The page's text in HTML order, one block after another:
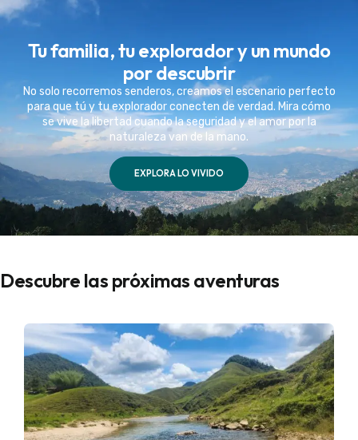
Tu familia, tu explorador y un mundo
por descubrir
No solo recorremos senderos, creamos el escenario perfecto
para que tú y tu explorador conecten de verdad. Mira cómo
se vive la libertad cuando la seguridad y el amor por la
naturaleza van de la mano.
EXPLORA LO VIVIDO
Descubre las próximas aventuras